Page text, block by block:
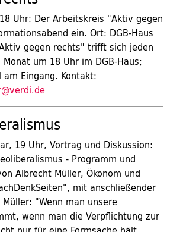
Uhr: Der Arbeitskreis "Aktiv gegen
ein. Ort: DGB-Haus
gegen rechts" trifft sich jeden
um 18 Uhr im DGB-Haus;
Eingang. Kontakt:
19 Uhr, Vortrag und Diskussion:
- Programm und
Albrecht Müller, Ökonom und
mit anschließender
"Wenn man unsere
wenn man die Verpflichtung zur